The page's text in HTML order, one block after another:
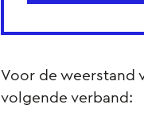
Voor de weerstand
volgende verband: